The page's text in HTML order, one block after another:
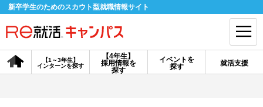
新卒学生のためのスカウト型就職情報サイト
【4年生】
採用情報を
探す
【1～3年生】
インターンを探す
イベントを
探す
就活支援
会員登録 ログイン